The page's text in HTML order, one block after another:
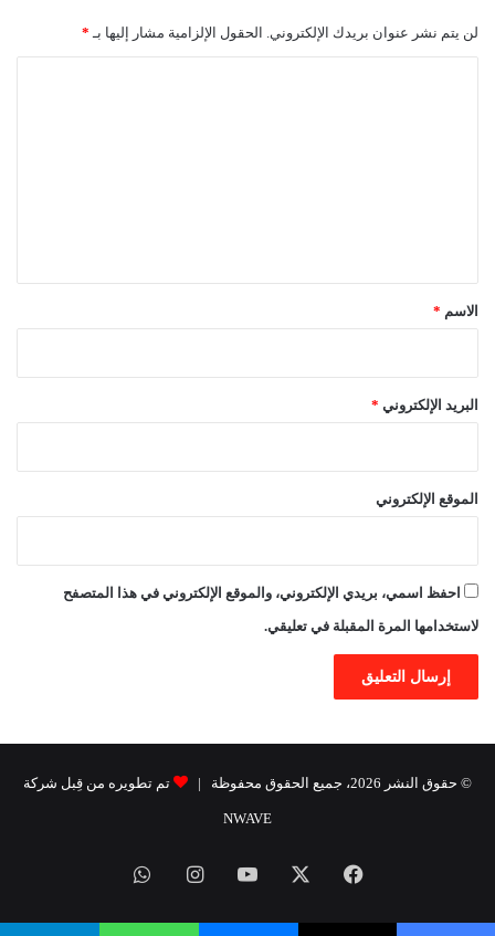
لن يتم نشر عنوان بريدك الإلكتروني. الحقول الإلزامية مشار إليها بـ *
*الاسم *
البريد الإلكتروني *
الموقع الإلكتروني
احفظ اسمي، بريدي الإلكتروني، والموقع الإلكتروني في هذا المتصفح
لاستخدامها المرة المقبلة في تعليقي.
© حقوق النشر 2026، جميع الحقوق محفوظة | تم تطويره من قِبل شركة
NWAVE
فيسبوك يوتيوبانستقرامواتساب